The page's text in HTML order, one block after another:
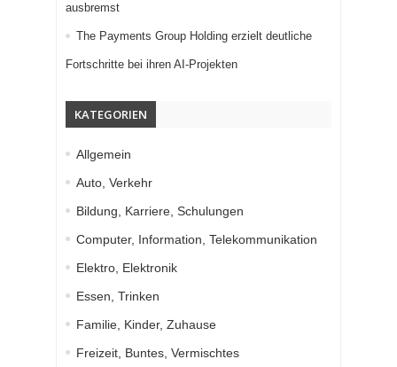
ausbremst
The Payments Group Holding erzielt deutliche
Fortschritte bei ihren AI-Projekten
KATEGORIEN
Allgemein
Auto, Verkehr
Bildung, Karriere, Schulungen
Computer, Information, Telekommunikation
Elektro, Elektronik
Essen, Trinken
Familie, Kinder, Zuhause
Freizeit, Buntes, Vermischtes